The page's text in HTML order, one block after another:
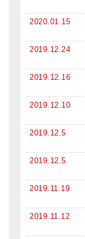
2020.01.15
2019.12.24
2019.12.16
2019.12.10
2019.12.5
2019.12.5
2019.11.19
2019.11.12